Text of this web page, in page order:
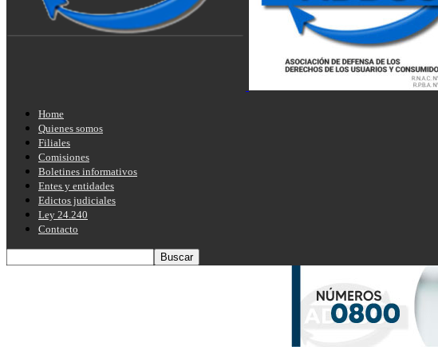
Home
Quienes somos
Filiales
Comisiones
Boletines informativos
Entes y entidades
Edictos judiciales
Ley 24.240
Contacto